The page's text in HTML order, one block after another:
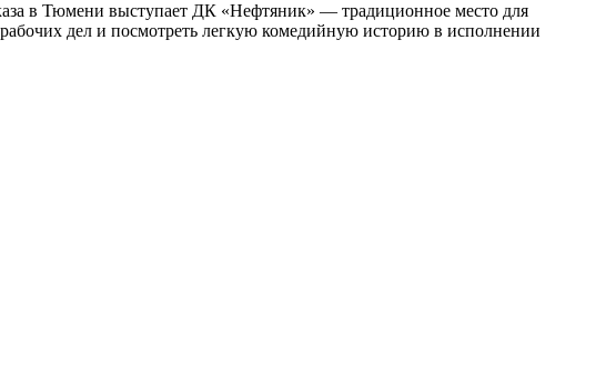
в Тюмени выступает ДК «Нефтяник» — традиционное место для
дел и посмотреть легкую комедийную историю в исполнении